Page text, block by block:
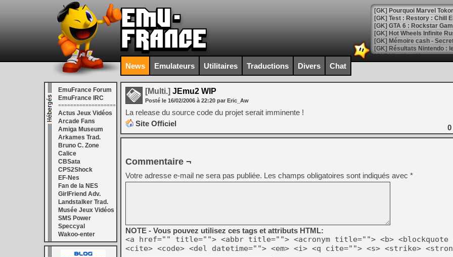
[GK] Pourquoi Marvel
[GK] Test : Restory : Chill
[GK] GTA 6 : Rockstar
[GK] Hot Wheels Infinite
[GK] Mémoire cash -
[GK] Résultats Nintendo :
[GK] Déjà des
[Mo5] Brickboy cherche à
[GK] Minecraft et ses «
[GK] Beast of
[GK] Ubisoft : fin de partie
[GK] Mémoire cash -
[GK] Dan Houser (GTA)
[GK] Comment EA Sports
[GK] Crimson Moon : un
[GK] Isle of Reveries : le
[GK] Moonlighter 2 : The
[GK] Capcom relance
[Mo5] Deux inédits du
[GK] Le beat'em up The
[GK] Endless Legend 2 :
[LS] [PS5] Le WebKit
News Emulateurs Utilitaires Traductions Divers Chat
EmuFrance Forum
EmuFrance IRC
===================
Actus Jeux Vidéos
Arcade Fans
Amiga Museum
Arkames Trad.
Bruno C. Zone
Calice
CBSata
CPS2Shock
EF-Nes
Fan de la NES
GirlFriend Adv.
Landstalker Trad.
Musée Jeux Vidéos
SMS Power
Speccyal
Wakoo-enter
[Multi.] JEmu2 WIP
Posté le 16/02/2006 à 22:20 par Eric_Aw
La release du source code du projet serait imminente !
Site Officiel
0
Commentaire ¬
Votre adresse e-mail ne sera pas publiée. Les champs obligatoires sont indiqués avec *
NOTE - Vous pouvez utilisez ces tags et attributs HTML:
<a href="" title=""> <abbr title=""> <acronym title=""> <b> <blockquote
<cite> <code> <del datetime=""> <em> <i> <q cite=""> <s> <strike>